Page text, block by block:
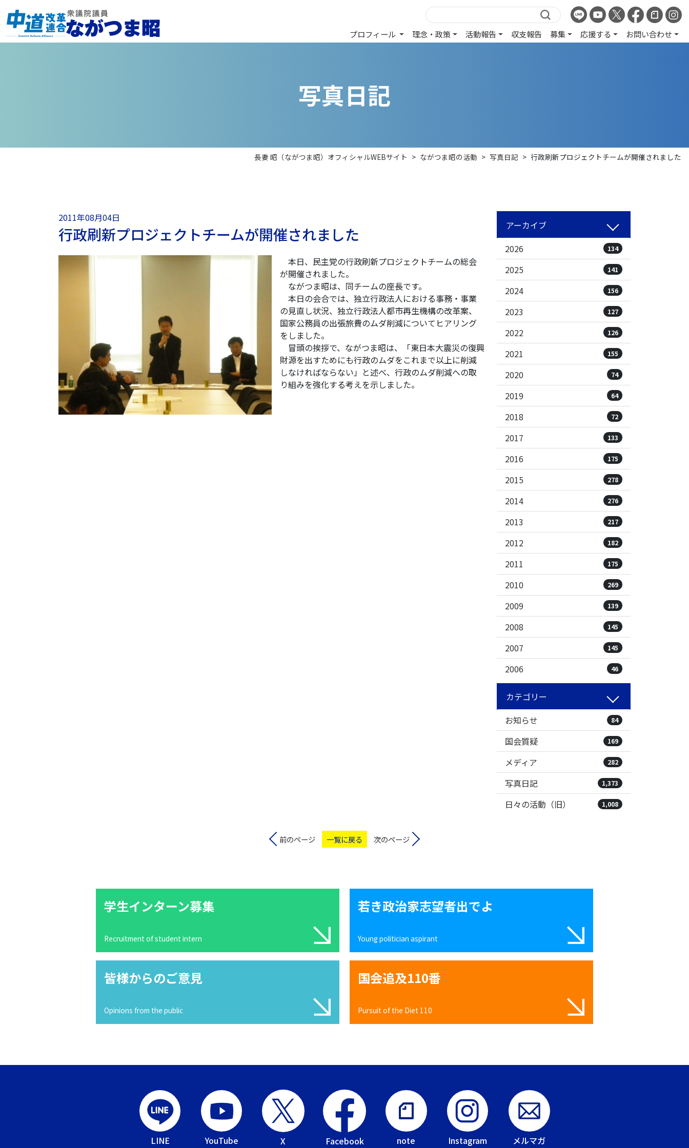
プロフィール 理念・政策 活動報告 収支報告 募集 応援する お問い合わせ
写真日記
長妻 昭（ながつま昭）オフィシャルWEBサイト > ながつま昭の活動 > 写真日記 > 行政刷新プロジェクトチームが開催されました
2011年08月04日
行政刷新プロジェクトチームが開催されました
本日、民主党の行政刷新プロジェクトチームの総会
が開催されました。
ながつま昭は、同チームの座長です。
本日の会合では、独立行政法人における事務・事業
の見直し状況、独立行政法人都市再生機構の改革案、
国家公務員の出張旅費のムダ削減についてヒアリング
をしました。
冒頭の挨拶で、ながつま昭は、「東日本大震災の復興
財源を出すためにも行政のムダをこれまで以上に削減
しなければならない」と述べ、行政のムダ削減への取
り組みを強化する考えを示しました。
アーカイブ
2026
134
2025 141
2024 156
2023 127
2022 126
2021 155
2020 74
2019 64
2018 72
2017 133
2016 175
2015 278
2014 276
2013 217
2012 182
2011 175
2010 269
2009 139
2008 145
2007 145
2006 46
カテゴリー
お知らせ
84
国会質疑 169
メディア 282
写真日記 1,373
日々の活動（旧） 1,008
前のページ 一覧に戻る 次のページ
学生インターン募集
Recruitment of student intern
若き政治家志望者出でよ
Young politician aspirant
皆様からのご意見
Opinions from the public
国会追及110番
Pursuit of the Diet 110
LINE YouTube X Facebook note Instagram メルマガ